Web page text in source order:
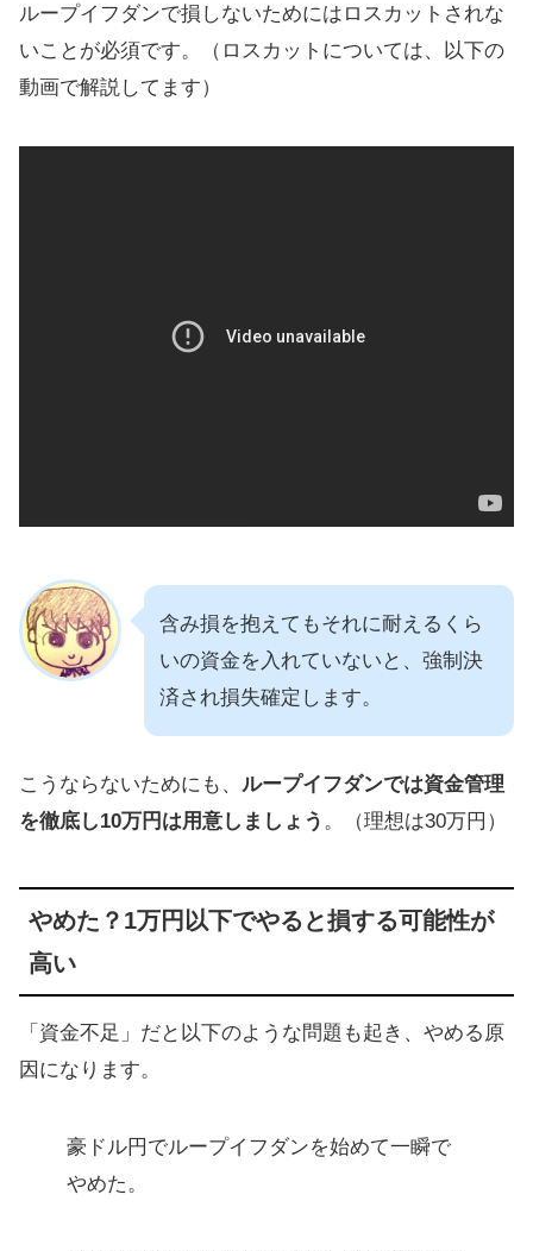
ループイフダンで損しないためにはロスカットされな
いことが必須です。（ロスカットについては、以下の
動画で解説してます）
含み損を抱えてもそれに耐えるくら
いの資金を入れていないと、強制決
済され損失確定します。
こうならないためにも、 ループイフダンでは資金管理
を徹底し10万円は用意しましょう 。（理想は30万円）
やめた？1万円以下でやると損する可能性が
高い
「資金不足」だと以下のような問題も起き、やめる原
因になります。
豪ドル円でループイフダンを始めて一瞬で
やめた。